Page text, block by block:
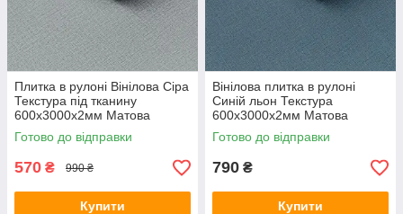
Плитка в рулоні Вінілова Сіра
Текстура під тканину
600х3000х2мм Матова
самоклеюча ПВХ декор стін
SW-00002034
Готово до відправки
570 ₴ 990 ₴
Купити
Вінілова плитка в рулоні
Синій льон Текстура
600х3000х2мм Матова
самоклеюча ПВХ декор стін
SW-00002035
Готово до відправки
790 ₴
Купити